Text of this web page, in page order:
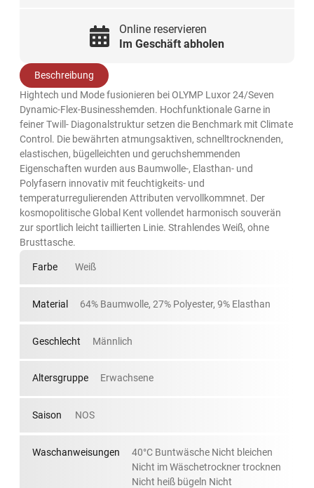
Online reservieren
Im Geschäft abholen
Beschreibung
Hightech und Mode fusionieren bei OLYMP Luxor 24/Seven
Dynamic-Flex-Businesshemden. Hochfunktionale Garne in
feiner Twill- Diagonalstruktur setzen die Benchmark mit Climate
Control. Die bewährten atmungsaktiven, schnelltrocknenden,
elastischen, bügelleichten und geruchshemmenden
Eigenschaften wurden aus Baumwolle-, Elasthan- und
Polyfasern innovativ mit feuchtigkeits- und
temperaturregulierenden Attributen vervollkommnet. Der
kosmopolitische Global Kent vollendet harmonisch souverän
zur sportlich leicht taillierten Linie. Strahlendes Weiß, ohne
Brusttasche.
Farbe Weiß
Material 64% Baumwolle, 27% Polyester, 9% Elasthan
Geschlecht Männlich
Altersgruppe Erwachsene
Saison NOS
Waschanweisungen
40°C Buntwäsche Nicht bleichen
Nicht im Wäschetrockner trocknen
Nicht heiß bügeln Nicht